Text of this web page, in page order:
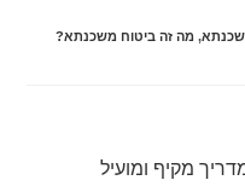
, מה זה ביטוח משכנתא?
מקיף ומועיל